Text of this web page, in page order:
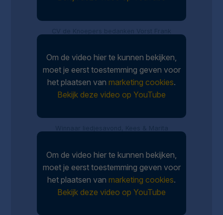
Om de video hier te kunnen bekijken,
moet je eerst toestemming geven voor
het plaatsen van marketing cookies.
Bekijk deze video op YouTube
Om de video hier te kunnen bekijken,
moet je eerst toestemming geven voor
het plaatsen van marketing cookies.
Bekijk deze video op YouTube